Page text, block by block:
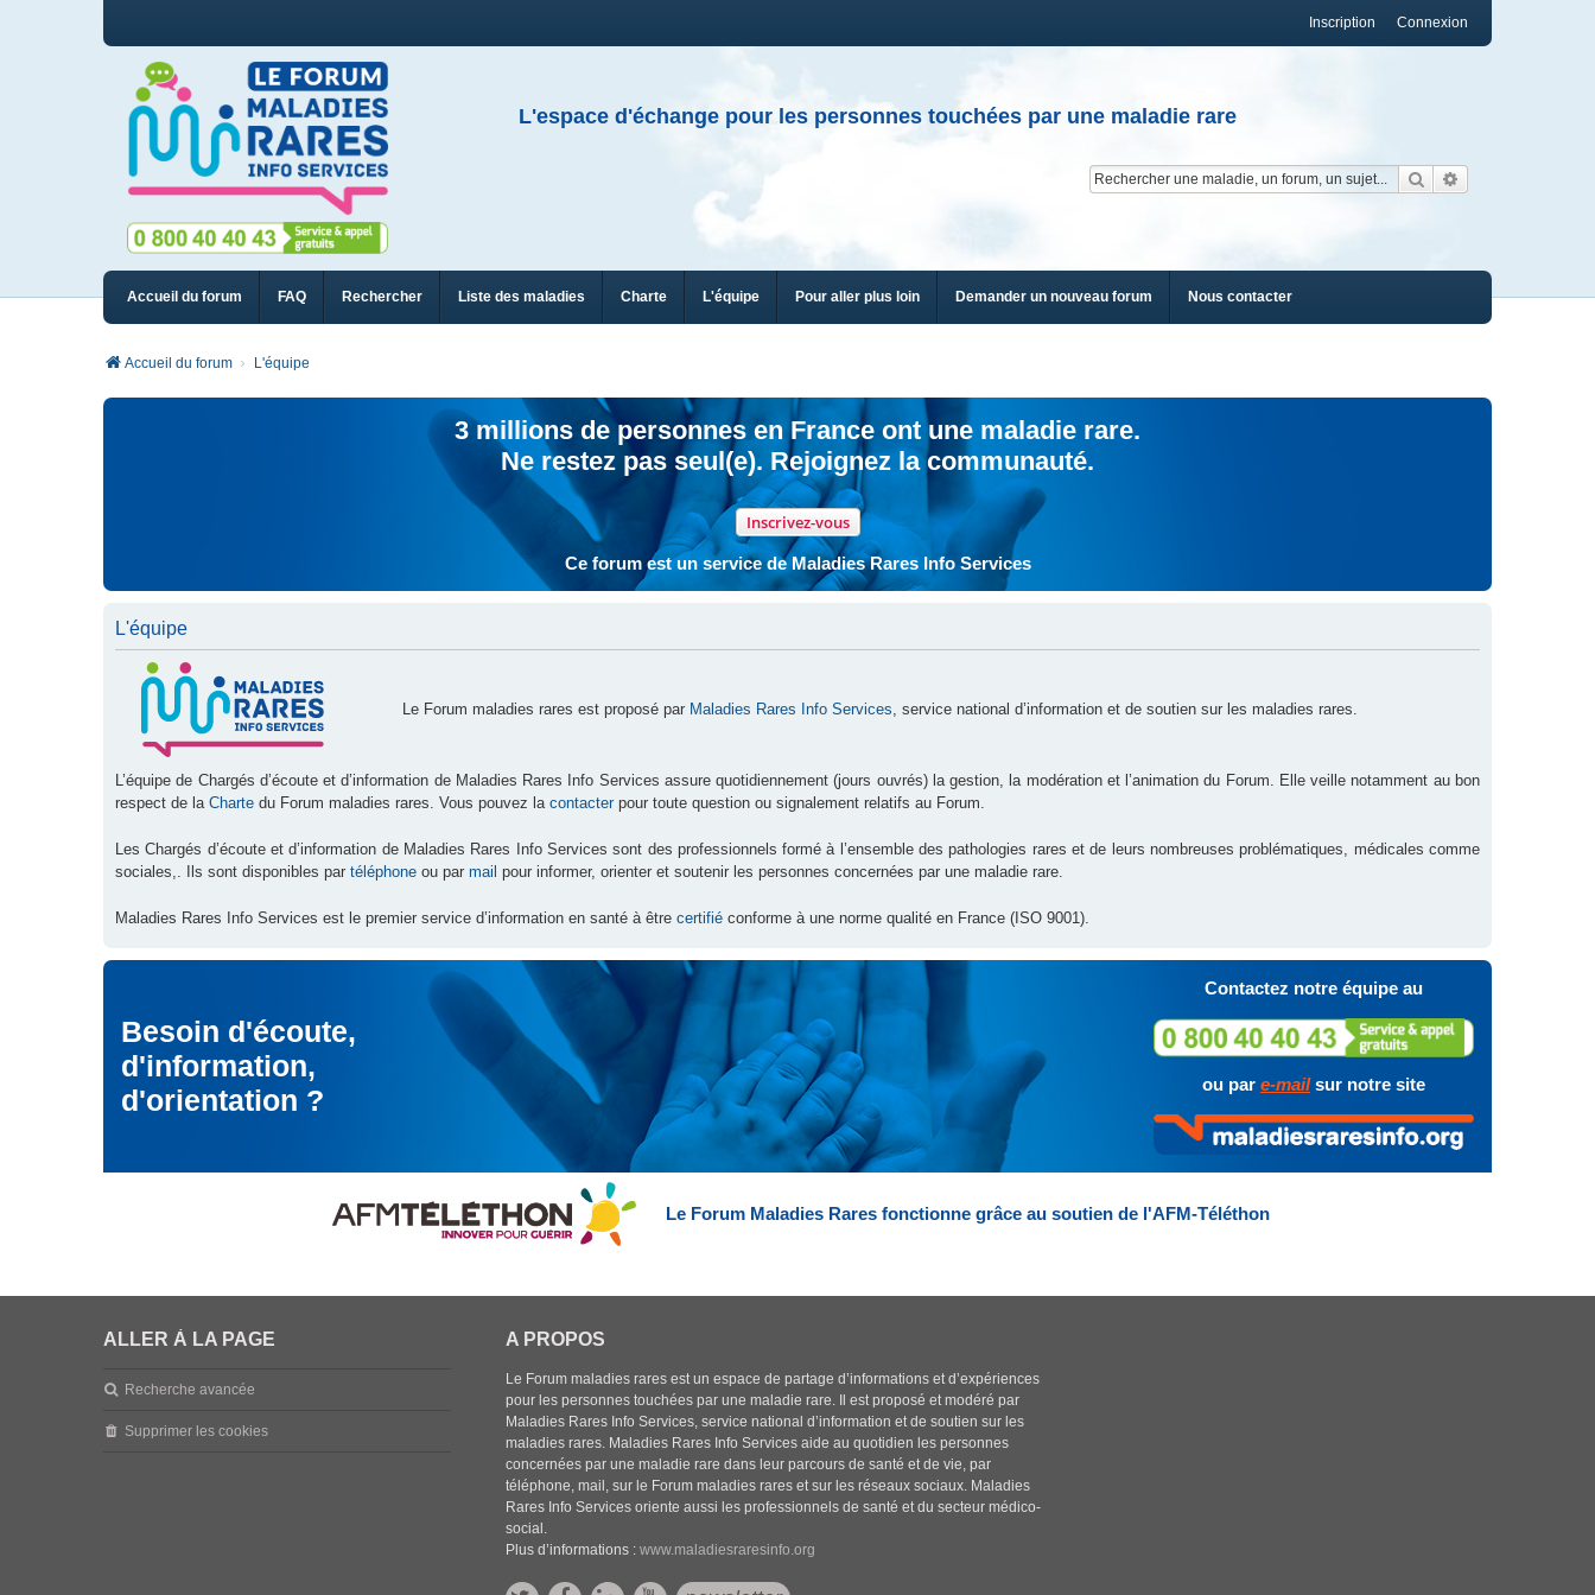
Connexion
Inscription
L'espace d'échange pour les personnes touchées par une maladie rare
Rechercher
Accueil du forum FAQ Rechercher Liste des maladies Charte L'équipe Pour aller plus loin Demander un nouveau forum Nous contacter
Accueil du forum L'équipe
3 millions de personnes en France ont une maladie rare.
Ne restez pas seul(e). Rejoignez la communauté.
Inscrivez-vous
Ce forum est un service de Maladies Rares Info Services
L'équipe
Le Forum maladies rares est proposé par Maladies Rares Info Services, service national d’information et de soutien sur les maladies rares.
L’équipe de Chargés d’écoute et d’information de Maladies Rares Info Services assure quotidiennement (jours ouvrés) la gestion, la modération et l’animation du Forum. Elle veille notamment au bon
respect de la Charte du Forum maladies rares. Vous pouvez la contacter pour toute question ou signalement relatifs au Forum.
Les Chargés d’écoute et d’information de Maladies Rares Info Services sont des professionnels formé à l’ensemble des pathologies rares et de leurs nombreuses problématiques, médicales comme
sociales,. Ils sont disponibles par téléphone ou par mail pour informer, orienter et soutenir les personnes concernées par une maladie rare.
Maladies Rares Info Services est le premier service d’information en santé à être certifié conforme à une norme qualité en France (ISO 9001).
Besoin d'écoute,
d'information,
d'orientation ?
Contactez notre équipe au
ou par e-mailsur notre site
Le Forum Maladies Rares fonctionne grâce au soutien de l'AFM-Téléthon
ALLER À LA PAGE
Recherche avancée
Supprimer les cookies
A PROPOS
Le Forum maladies rares est un espace de partage d’informations et d’expériences
pour les personnes touchées par une maladie rare. Il est proposé et modéré par
Maladies Rares Info Services, service national d’information et de soutien sur les
maladies rares. Maladies Rares Info Services aide au quotidien les personnes
concernées par une maladie rare dans leur parcours de santé et de vie, par
téléphone, mail, sur le Forum maladies rares et sur les réseaux sociaux. Maladies
Rares Info Services oriente aussi les professionnels de santé et du secteur médico-
social.
Plus d’informations :www.maladiesraresinfo.org